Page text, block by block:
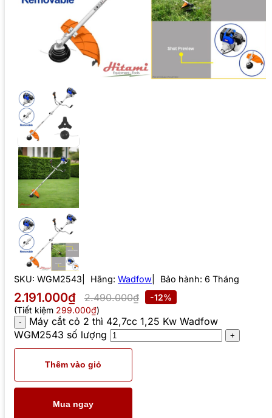
SKU: WGM2543 Hãng: Wadfow Bảo hành: 6 Tháng
2.191.000₫ 2.490.000₫
-12%
(Tiết kiệm 299.000₫)
Máy cắt cỏ 2 thì 42,7cc 1,25 Kw Wadfow
WGM2543 số lượng
Thêm vào giỏ
Mua ngay